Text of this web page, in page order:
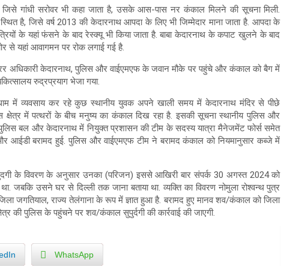
जिसे गांधी सरोवर भी कहा जाता है, उसके आस-पास नर कंकाल मिलने की सूचना मिली.
है, जिसे वर्ष 2013 की केदारनाथ आपदा के लिए भी जिम्मेदार माना जाता है. आपदा के
के यहां फंसने के बाद रेस्क्यू भी किया जाता है. बाबा केदारनाथ के कपाट खुलने के बाद
से यहां आवागमन पर रोक लगाई गई है.
अधिकारी केदारनाथ, पुलिस और वाईएमएफ के जवान मौके पर पहुंचे और कंकाल को बैग में
रुद्रप्रयाग भेजा गया.
में व्यवसाय कर रहे कुछ स्थानीय युवक अपने खाली समय में केदारनाथ मंदिर से पीछे
क्षेत्र में पत्थरों के बीच मनुष्य का कंकाल दिख रहा है. इसकी सूचना स्थानीय पुलिस और
बल और केदारनाथ में नियुक्त प्रशासन की टीम के सदस्य यात्रा मैनेजमेंट फोर्स समेत
बरामद हुई. पुलिस और वाईएमएफ टीम ने बरामद कंकाल को नियमानुसार कब्जे में
के विवरण के अनुसार उनका (परिजन) इससे आखिरी बार संपर्क 30 अगस्त 2024 को
जबकि उसने घर से दिल्ली तक जाना बताया था. व्यक्ति का विवरण नोमुला रोश्वन्थ पुत्र
जगतियाल, राज्य तेलंगाना के रूप में ज्ञात हुआ है. बरामद हुए मानव शव/कंकाल को जिला
की पुलिस के पहुंचने पर शव/कंकाल सुपुर्दगी की कार्रवाई की जाएगी.
WhatsApp